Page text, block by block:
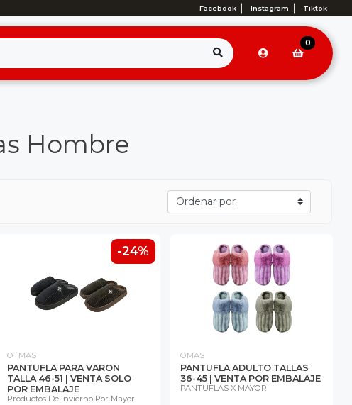
Facebook Instagram Tiktok
0
Hombre
-24%
O´MAS
PANTUFLA PARA VARON
TALLA 46-51 | VENTA SOLO
POR EMBALAJE
Productos De Invierno Por Mayor
OMAS
PANTUFLA ADULTO TALLAS
36-45 | VENTA POR EMBALAJE
PANTUFLAS X MAYOR